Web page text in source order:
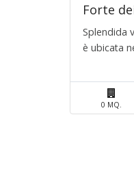
Forte
Splendida
è ubicata
0 MQ.